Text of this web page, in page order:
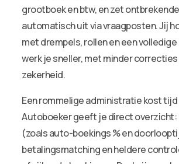
grootboek en btw, en zet
automatisch uit via vraagposten. Jij
met drempels, rollen en een
werk je sneller, met minder
zekerheid.
Een rommelige administratie kost tijd
Autoboeker geeft je direct overzicht:
(zoals auto-boekings % en
betalingsmatching en heldere